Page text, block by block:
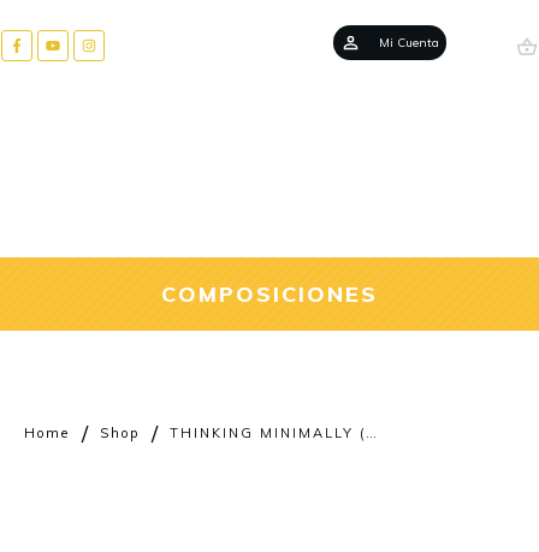
Mi Cuenta
COMPOSICIONES
Home / Shop /